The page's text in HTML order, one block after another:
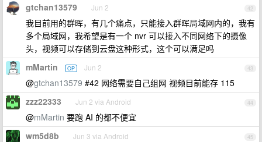
42
gtchan13579 Jun 2
我目前用的群晖，有几个痛点，只能接入群晖局域网内的，我有
多个局域网，我希望是有一个 nvr 可以接入不同网络下的摄像
头，视频可以存储到云盘这种形式，这个可以满足吗
43
mMartin OP Jun 2
@gtchan13579 #42 网络需要自己组网 视频目前能存 115
44
zzz22333 Jun 2 via Android
@mMartin 要跑 AI 的都不便宜
45
wm5d8b Jun 3 via Android